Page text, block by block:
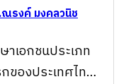
รงค์ มงคลวนิช
เอกชนประเภท
ของประเทศไทย